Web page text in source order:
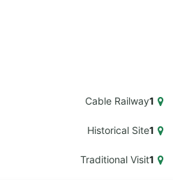
1
Cable Railway
1
Historical Site
1
Traditional Visit